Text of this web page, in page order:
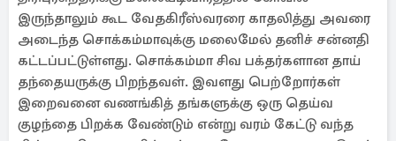
இருந்தாலும் கூட வேதகிரீஸ்வரரை காதலித்து அவரை
அடைந்த சொக்கம்மாவுக்கு மலைமேல் தனிச் சன்னதி
கட்டப்பட்டுள்ளது. சொக்கம்மா சிவ பக்தர்களான தாய்
தந்தையருக்கு பிறந்தவள். இவளது பெற்றோர்கள்
இறைவனை வணங்கித் தங்களுக்கு ஒரு தெய்வ
குழந்தை பிறக்க வேண்டும் என்று வரம் கேட்டு வந்த